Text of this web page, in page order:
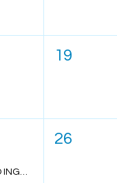
19
SORTEIO INGRESSO - ROCK IN RIO - STRAY KIDS
26